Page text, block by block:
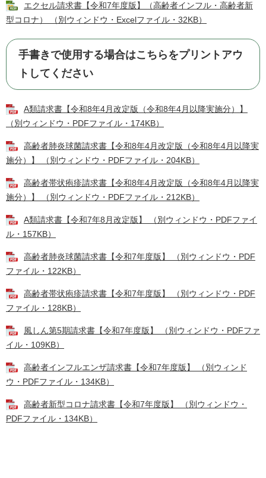
エクセル請求書【令和7年度版】（高齢者インフル・高齢者新
型コロナ） （別ウィンドウ・Excelファイル・32KB）
手書きで使用する場合はこちらをプリントアウ
トしてください
A類請求書【令和8年4月改定版（令和8年4月以降実施分）】
（別ウィンドウ・PDFファイル・174KB）
高齢者肺炎球菌請求書【令和8年4月改定版（令和8年4月以降実
施分）】 （別ウィンドウ・PDFファイル・204KB）
高齢者帯状疱疹請求書【令和8年4月改定版（令和8年4月以降実
施分）】 （別ウィンドウ・PDFファイル・212KB）
A類請求書【令和7年8月改定版】 （別ウィンドウ・PDFファイ
ル・157KB）
高齢者肺炎球菌請求書【令和7年度版】 （別ウィンドウ・PDF
ファイル・122KB）
高齢者帯状疱疹請求書【令和7年度版】 （別ウィンドウ・PDF
ファイル・128KB）
風しん第5期請求書【令和7年度版】 （別ウィンドウ・PDFファ
イル・109KB）
高齢者インフルエンザ請求書【令和7年度版】 （別ウィンド
ウ・PDFファイル・134KB）
高齢者新型コロナ請求書【令和7年度版】 （別ウィンドウ・
PDFファイル・134KB）